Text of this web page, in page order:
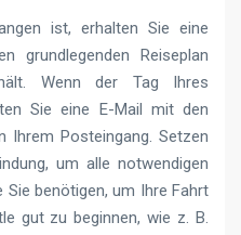
ist, erhalten Sie eine
grundlegenden Reiseplan
Wenn der Tag Ihres
Sie eine E-Mail mit den
Ihrem Posteingang. Setzen
um alle notwendigen
benötigen, um Ihre Fahrt
gut zu beginnen, wie z. B.